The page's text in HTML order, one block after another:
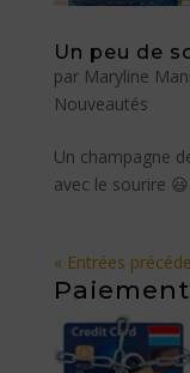
Un peu de
par Maryline
Nouveautés
Un champagne
avec le sourire 😃
« Entrées